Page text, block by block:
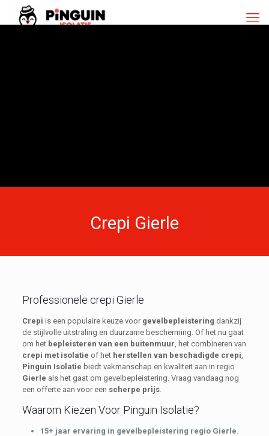
Crepi Gierle
Professionele crepi Gierle
Crepi is een populaire keuze voor gevelbepleistering dankzij
de stijlvolle uitstraling en duurzame bescherming. Of het nu gaat
om het bepleisteren van een buitenmuur , het combineren van
crepi met isolatie of het herstellen van beschadigde crepi
Pinguin Isolatie biedt vakmanschap en kwaliteit aan in regio
Gierle als het gaat om gevelbepleistering. Vraag vandaag nog
een offerte aan voor een scherpe prijs.
Waarom Kiezen Voor Pinguin Isolatie?
15+ jaar ervaring in gevelbepleistering regio Gierle.